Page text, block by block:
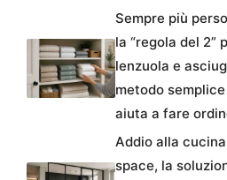
Sempre più
la “regola del 2”
lenzuola e
metodo
aiuta a fare
Addio alla
space, la